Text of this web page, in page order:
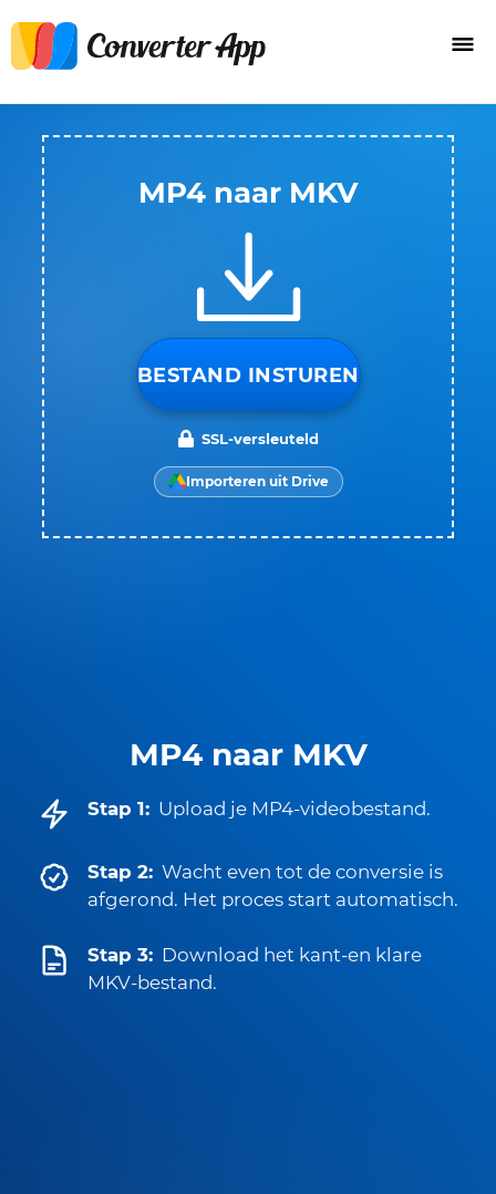
MP4 naar MKV
Stap 1: Upload je MP4-videobestand.
Stap 2: Wacht even tot de conversie is
afgerond. Het proces start automatisch.
Stap 3: Download het kant-en klare
MKV-bestand.
MP4 naar MKV
BESTAND INSTUREN
SSL-versleuteld
Importeren uit Drive